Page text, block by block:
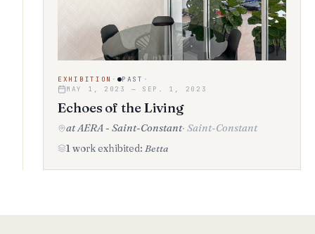
EXHIBITION · PAST ·
MAY 1, 2023 — SEP. 1, 2023
Echoes of the Living
at AERA - Saint-Constant· Saint-Constant
1 work exhibited: Betta